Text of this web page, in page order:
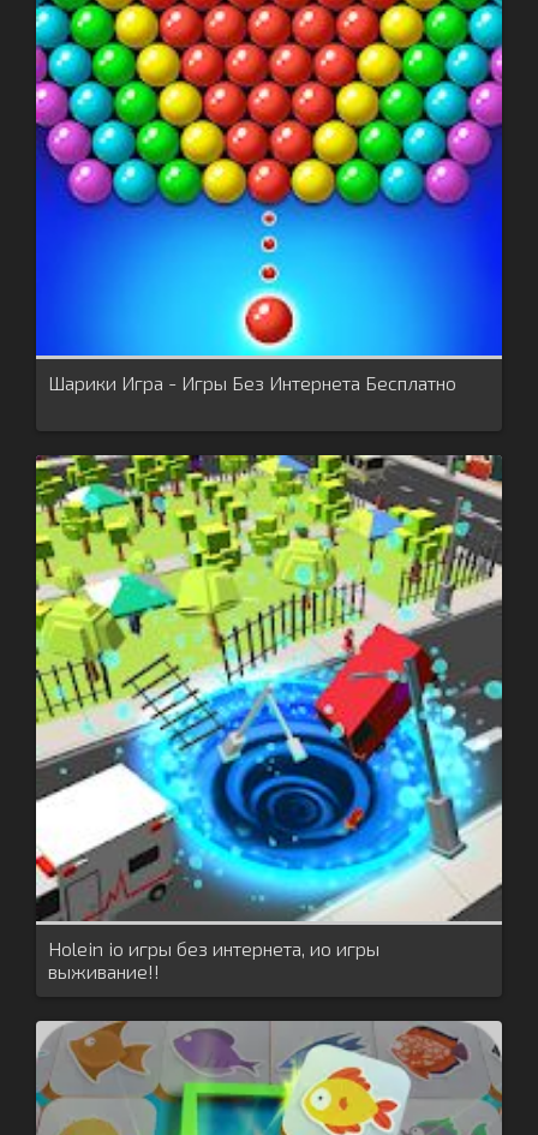
Шарики Игра - Игры Без Интернета Бесплатно
Holein io игры без интернета, ио игры
выживание!!